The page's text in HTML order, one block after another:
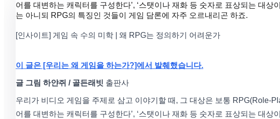
어를 대변하는 캐릭터를 구성한다’, ‘스탯이나 재화 등 숫자로 표상되는 대상
는 아니되 RPG의 특징인 것들이 게임 담론에 자주 오르내리곤 하죠.
[인사이트] 게임 속 수의 미학 | 왜 RPG는 정의하기 어려운가
이 글은 [우리는 왜 게임을 하는가?]에서 발췌했습니다.
글 그림 하얀쥐 / 골든래빗 출판사
우리가 비디오 게임을 주제로 삼고 이야기할 때, 그 대상은 보통 RPG(Role-
어를 대변하는 캐릭터를 구성한다’, ‘스탯이나 재화 등 숫자로 표상되는 대상